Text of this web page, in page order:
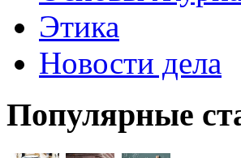
Этика
Новости дела
Популярные